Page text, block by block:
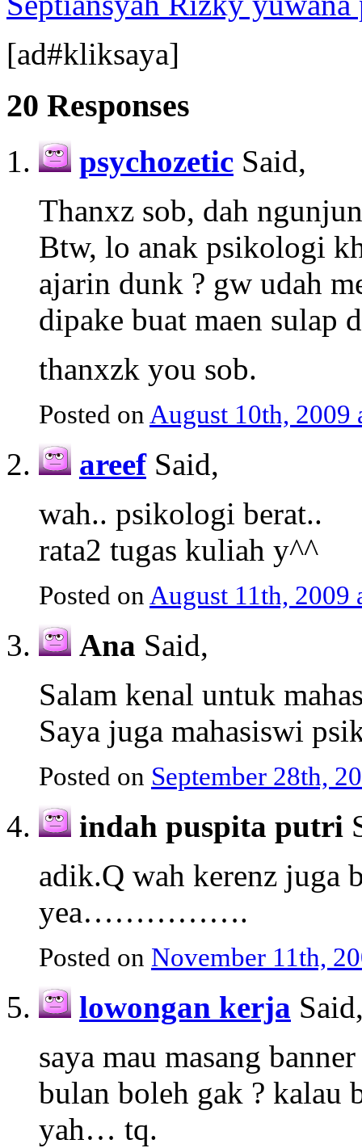
[ad#kliksaya]
20 Responses
psychozetic Said,
Thanxz sob, dah
Btw, lo anak psikologi
ajarin dunk ? gw udah
dipake buat maen sulap
thanxzk you sob.
Posted on August 10th, 2009
areefSaid,
wah.. psikologi berat..
rata2 tugas kuliah y^^
Posted on August 11th, 2009
Ana Said,
Salam kenal untuk
Saya juga mahasiswi
Posted on September 28th,
indah puspita putri
adik.Q wah kerenz juga
yea…………….
Posted on November 11th,
lowongan kerja
saya mau masang
bulan boleh gak ?
yah… tq.